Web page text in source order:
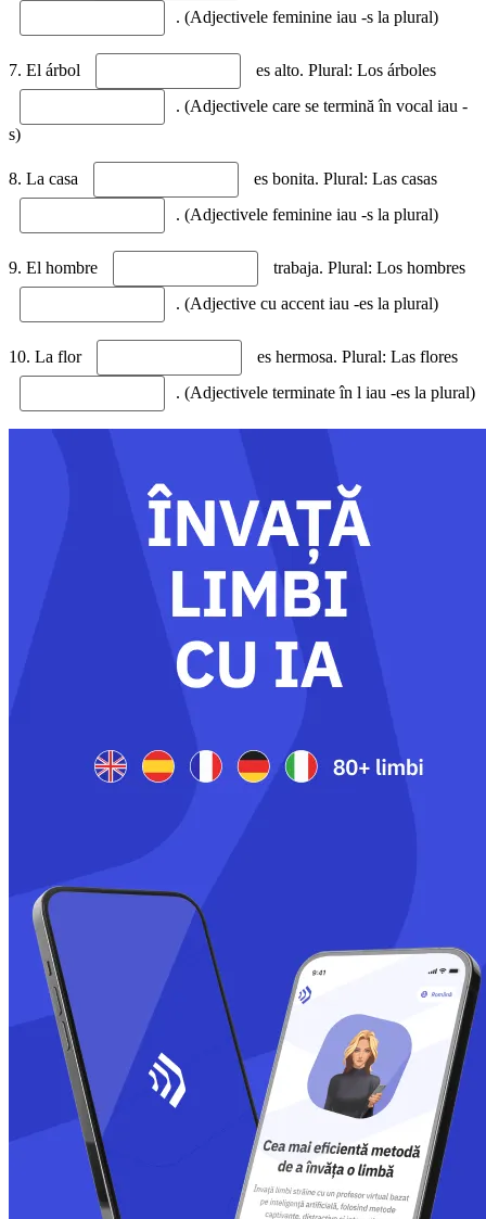
. (Adjectivele feminine iau -s la plural)
7. El árbol
es alto. Plural: Los árboles
. (Adjectivele care se termină în vocal iau -
s)
8. La casa
es bonita. Plural: Las casas
. (Adjectivele feminine iau -s la plural)
9. El hombre
trabaja. Plural: Los hombres
. (Adjective cu accent iau -es la plural)
10. La flor
es hermosa. Plural: Las flores
. (Adjectivele terminate în l iau -es la plural)